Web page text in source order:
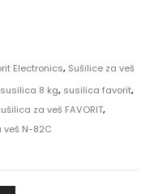
Electronics, Sušilice za veš
susilica 8 kg, susilica favorit,
za veš FAVORIT,
veš N-82C